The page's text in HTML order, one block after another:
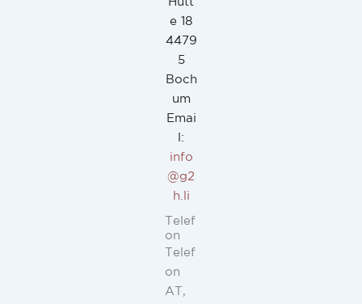
e 18
4479
5
Boch
um
Emai
l:
info
@g2
h.li
Telef
on
Telef
on
AT,